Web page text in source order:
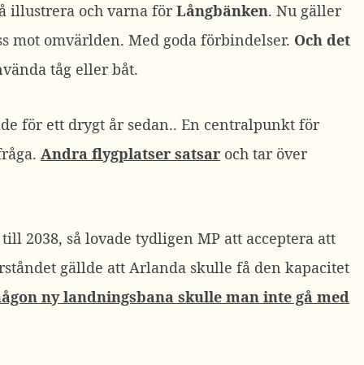
illustrera och varna för Långbänken. Nu gäller
mot omvärlden. Med goda förbindelser. Och det
tåg eller båt.
för ett drygt år sedan.. En centralpunkt för
Andra flygplatser satsar och tar över
2038, så lovade tydligen MP att acceptera att
gällde att Arlanda skulle få den kapacitet
ny landningsbana skulle man inte gå med